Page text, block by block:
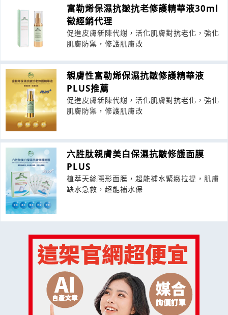
富勒烯保濕抗皺抗老修護精華液30ml
徵經銷代理
促進皮膚新陳代謝，活化肌膚對抗老化，強化
肌膚防禦，修護肌膚改
親膚性富勒烯保濕抗皺修護精華液
PLUS推薦
促進皮膚新陳代謝，活化肌膚對抗老化，強化
肌膚防禦，修護肌膚改
六胜肽親膚美白保濕抗皺修護面膜
PLUS
植萃天絲隱形面膜，超能補水緊緻拉提，肌膚
缺水急救，超能補水保